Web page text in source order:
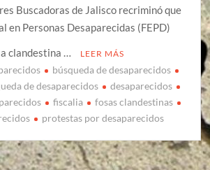
Buscadoras de Jalisco recriminó que
en Personas Desaparecidas (FEPD)
clandestina …
LEER MÁS
búsqueda de desaparecidos
de desaparecidos
desaparecidos
fiscalia
fosas clandestinas
protestas por desaparecidos